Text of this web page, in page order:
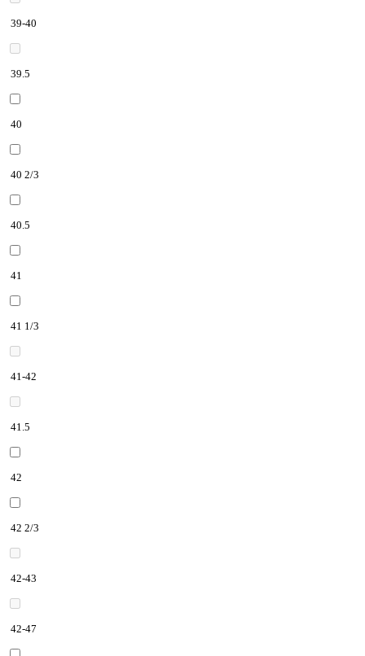
39-40
39.5
40
40 2/3
40.5
41
41 1/3
41-42
41.5
42
42 2/3
42-43
42-47